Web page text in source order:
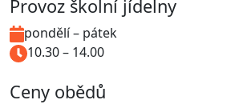
Provoz školní jídelny
pondělí – pátek
10.30 – 14.00
Ceny obědů